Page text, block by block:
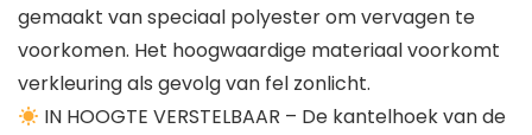
gemaakt van speciaal polyester om vervagen te
voorkomen. Het hoogwaardige materiaal voorkomt
verkleuring als gevolg van fel zonlicht.
IN HOOGTE VERSTELBAAR – De kantelhoek van de